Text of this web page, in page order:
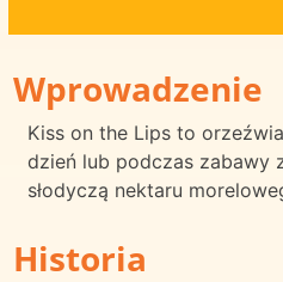
Wprowadzenie
Kiss on the Lips to
dzień lub podczas zabawy
słodyczą nektaru
Historia